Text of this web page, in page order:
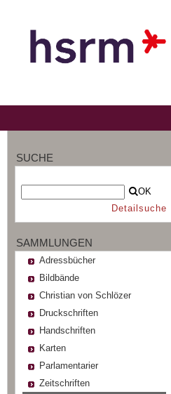
SUCHE
OK
Detailsuche
SAMMLUNGEN
Adressbücher
Bildbände
Christian von Schlözer
Druckschriften
Handschriften
Karten
Parlamentarier
Zeitschriften